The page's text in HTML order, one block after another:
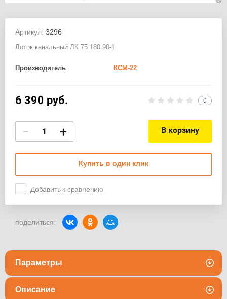
Артикул: 3296
Лоток канальный ЛК 75.180.90-1
Производитель КСМ-22
6 390 руб. 0
− + В корзину
Купить в один клик
Добавить к сравнению
поделиться:
Параметры
Описание